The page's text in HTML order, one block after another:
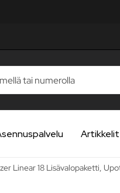
Artikkelit
Linear 18 Lisävalopaketti,